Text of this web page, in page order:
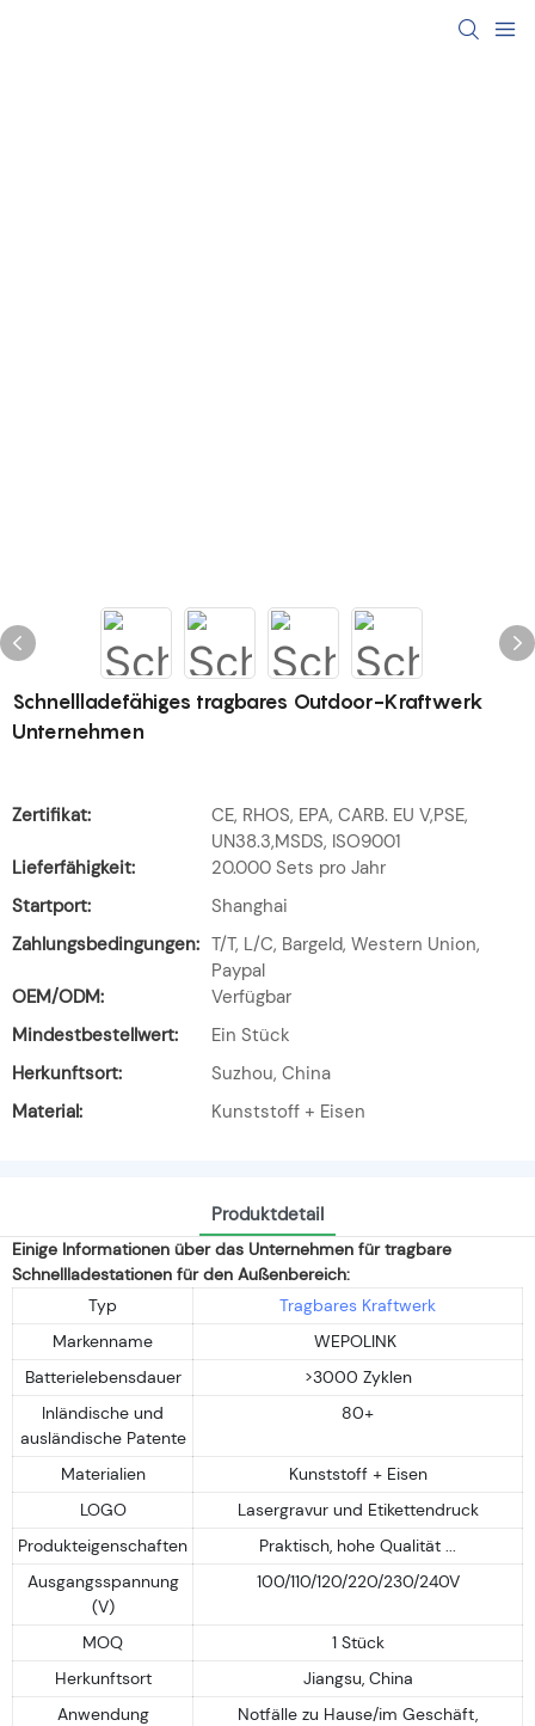
Schnellladefähiges tragbares Outdoor-Kraftwerk
Unternehmen
Zertifikat:
CE, RHOS, EPA, CARB. EU V,PSE,
UN38.3,MSDS, ISO9001
Lieferfähigkeit:
20.000 Sets pro Jahr
Startport:
Shanghai
Zahlungsbedingungen: T/T, L/C, Bargeld, Western Union,
Paypal
OEM/ODM:
Verfügbar
Mindestbestellwert:
Ein Stück
Herkunftsort:
Suzhou, China
Material:
Kunststoff + Eisen
Produktdetail
Einige Informationen über das Unternehmen für tragbare
Schnellladestationen für den Außenbereich:
Typ
Tragbares Kraftwerk
Markenname
WEPOLINK
Batterielebensdauer
>3000 Zyklen
Inländische und
ausländische Patente
80+
Materialien
Kunststoff + Eisen
LOGO
Lasergravur und Etikettendruck
Produkteigenschaften
Praktisch, hohe Qualität ...
Ausgangsspannung
(V)
100/110/120/220/230/240V
MOQ
1 Stück
Herkunftsort
Jiangsu, China
Anwendung
Notfälle zu Hause/im Geschäft,